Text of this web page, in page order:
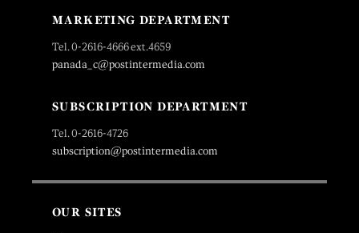
MARKETING DEPARTMENT
Tel. 0-2616-4666 ext.4659
panada_c@postintermedia.com
SUBSCRIPTION DEPARTMENT
Tel. 0-2616-4726
subscription@postintermedia.com
OUR SITES